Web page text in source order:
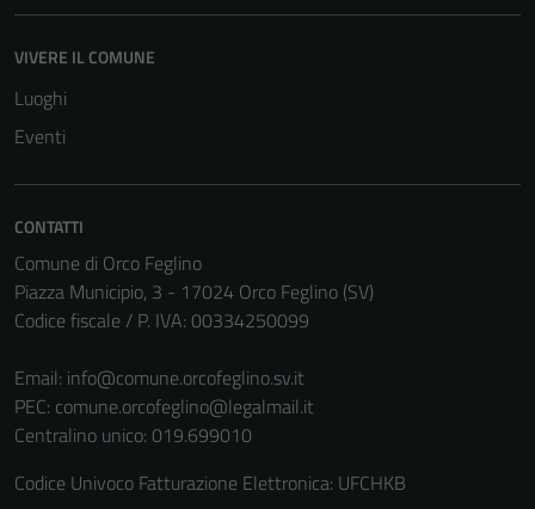
VIVERE IL COMUNE
Luoghi
Eventi
CONTATTI
Comune di Orco Feglino
Piazza Municipio, 3 - 17024 Orco Feglino (SV)
Codice fiscale / P. IVA: 00334250099
Email: info@comune.orcofeglino.sv.it
PEC: comune.orcofeglino@legalmail.it
Centralino unico: 019.699010
Codice Univoco Fatturazione Elettronica: UFCHKB
disabilitati.